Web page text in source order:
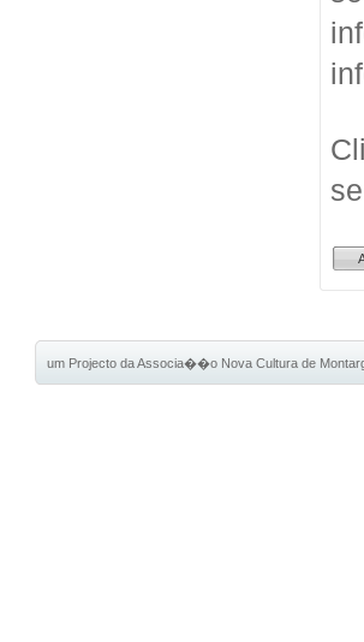
um Projecto da Associa��o Nova Cultura de